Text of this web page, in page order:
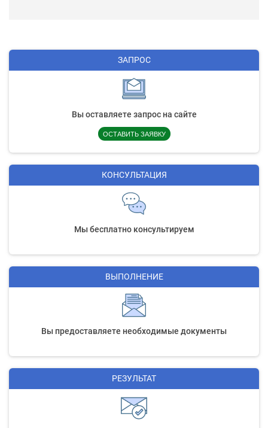
ЗАПРОС
Вы оставляете запрос на сайте
ОСТАВИТЬ ЗАЯВКУ
КОНСУЛЬТАЦИЯ
Мы бесплатно консультируем
ВЫПОЛНЕНИЕ
Вы предоставляете необходимые документы
РЕЗУЛЬТАТ